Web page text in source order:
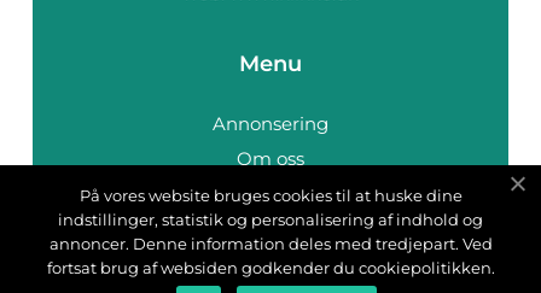
Menu
Annonsering
Om oss
Cookies
Kontakta oss
Sitemap
På vores website bruges cookies til at huske dine
indstillinger, statistik og personalisering af indhold og
annoncer. Denne information deles med tredjepart. Ved
fortsat brug af websiden godkender du cookiepolitikken.